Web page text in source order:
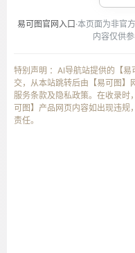
易可图官网入口 ·本页面为非官
内容仅供
特别声明 ：AI导航站提供的【
交，从本站跳转后由【易可图】
服务条款及隐私政策。在收录时
可图】产品网页内容如出现违规
责任。